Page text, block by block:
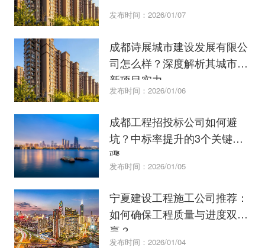
发布时间：2026/01/07
成都诗展城市建设发展有限公
司怎么样？深度解析其城市更
新项目实力。
发布时间：2026/01/06
成都工程招投标公司如何避
坑？中标率提升的3个关键步
骤
发布时间：2026/01/05
宁夏建设工程施工公司推荐：
如何确保工程质量与进度双
赢？
发布时间：2026/01/04